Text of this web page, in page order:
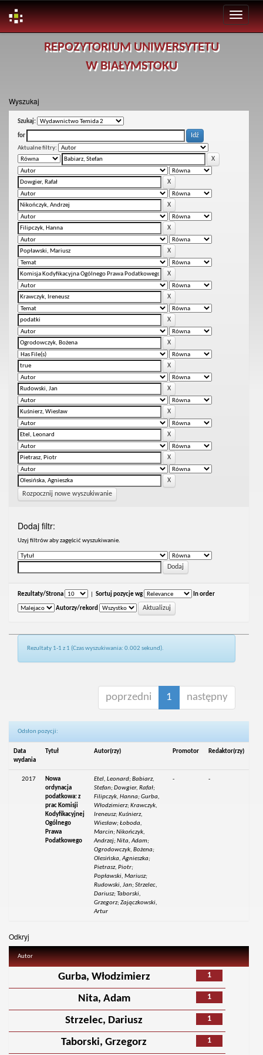
REPOZYTORIUM UNIWERSYTETU
W BIAŁYMSTOKU
Wyszukaj
Szukaj:
for
Aktualne filtry:
Rozpocznij nowe wyszukiwanie
Dodaj filtr:
Uzyj filtrów aby zagęścić wyszukiwanie.
Rezultaty/Strona Sortuj pozycje wg In order
Autorzy/rekord
Rezultaty 1-1 z 1 (Czas wyszukiwania: 0.002 sekund).
poprzedni 1 następny
Odsłon pozycji:
Data
wydania
Tytuł Autor(rzy) Promotor Redaktor(rzy)
2017
Nowa
ordynacja
podatkowa: z
prac Komisji
Kodyfikacyjnej
Ogólnego
Prawa
Podatkowego
Etel, Leonard; Babiarz,
Stefan; Dowgier, Rafał;
Filipczyk, Hanna; Gurba,
Włodzimierz; Krawczyk,
Ireneusz; Kuśnierz,
Wiesław; Łoboda,
Marcin; Nikończyk,
Andrzej; Nita, Adam;
Ogrodowczyk, Bożena;
Olesińska, Agnieszka;
Pietrasz, Piotr;
Popławski, Mariusz;
Rudowski, Jan; Strzelec,
Dariusz; Taborski,
Grzegorz; Zajączkowski,
Artur
- -
Odkryj
Autor
1
Gurba, Włodzimierz
1
Nita, Adam
1
Strzelec, Dariusz
1
Taborski, Grzegorz